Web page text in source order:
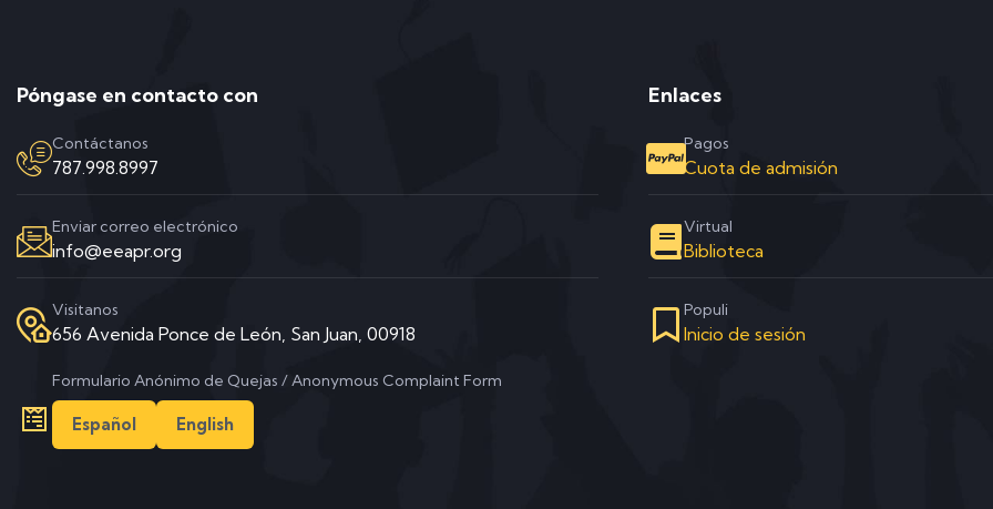
Póngase en contacto con
Contáctanos
787.998.8997
Enviar correo electrónico
info@eeapr.org
Visitanos
656 Avenida Ponce de León, San Juan, 00918
Formulario Anónimo de Quejas / Anonymous Complaint Form
Español English
Enlaces
Pagos
Cuota de admisión
Virtual
Biblioteca
Populi
Inicio de sesión